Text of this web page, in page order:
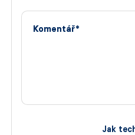
Komentář*
Jak